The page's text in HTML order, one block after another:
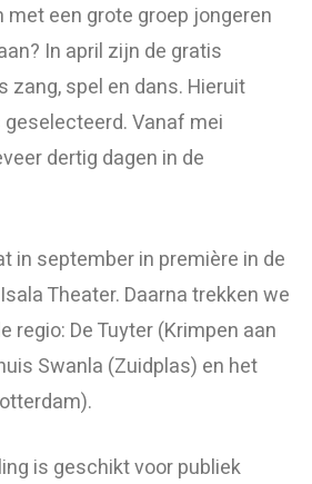
met een grote groep jongeren
In april zijn de gratis
zang, spel en dans. Hieruit
Vanaf mei
dertig dagen in de
in september in première in de
Theater. Daarna trekken we
regio: De Tuyter (Krimpen aan
Swanla (Zuidplas) en het
is geschikt voor publiek